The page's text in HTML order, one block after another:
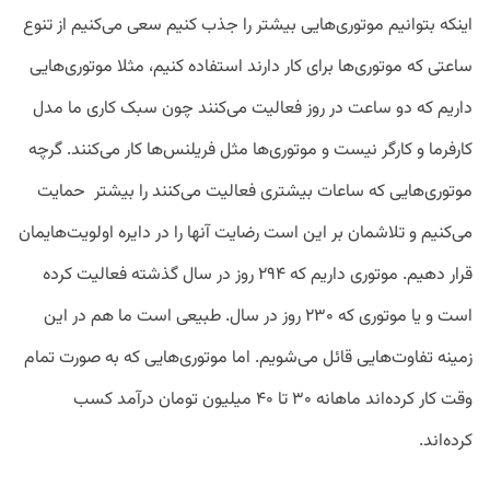
اینکه بتوانیم موتوری‌هایی بیشتر را جذب کنیم سعی می‌کنیم از تنوع
ساعتی که موتوری‌ها برای کار دارند استفاده کنیم، مثلا موتوری‌هایی
داریم که دو ساعت در روز فعالیت می‌کنند چون سبک کاری ما مدل
کارفرما و کارگر نیست و موتوری‌ها مثل فریلنس‌ها کار می‌کنند. گرچه
موتوری‌هایی که ساعات بیشتری فعالیت می‌کنند را بیشتر حمایت
می‌کنیم و تلاشمان بر این است رضایت آنها را در دایره اولویت‌هایمان
قرار دهیم. موتوری‌ داریم که ۲۹۴ روز در سال گذشته فعالیت کرده
است و یا موتوری که ۲۳۰ روز در سال. طبیعی است ما هم در این
زمینه تفاوت‌هایی قائل می‌شویم. اما موتوری‌هایی که به صورت تمام
وقت کار کرده‌اند ماهانه ۳۰ تا ۴۰ میلیون تومان درآمد کسب
کرده‌اند.